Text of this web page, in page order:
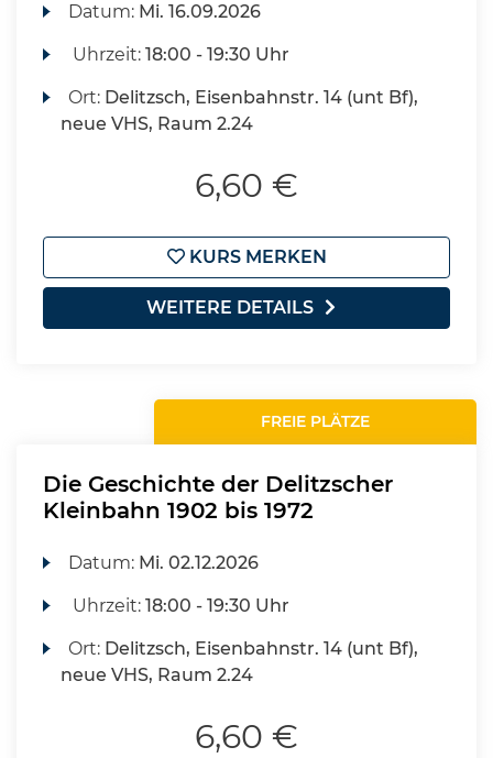
Datum: Mi. 16.09.2026
Uhrzeit:18:00 - 19:30 Uhr
Ort: Delitzsch, Eisenbahnstr. 14 (unt Bf),
neue VHS, Raum 2.24
6,60 €
KURS MERKEN
WEITERE DETAILS
FREIE PLÄTZE
Die Geschichte der Delitzscher
Kleinbahn 1902 bis 1972
Datum: Mi. 02.12.2026
Uhrzeit:18:00 - 19:30 Uhr
Ort: Delitzsch, Eisenbahnstr. 14 (unt Bf),
neue VHS, Raum 2.24
6,60 €